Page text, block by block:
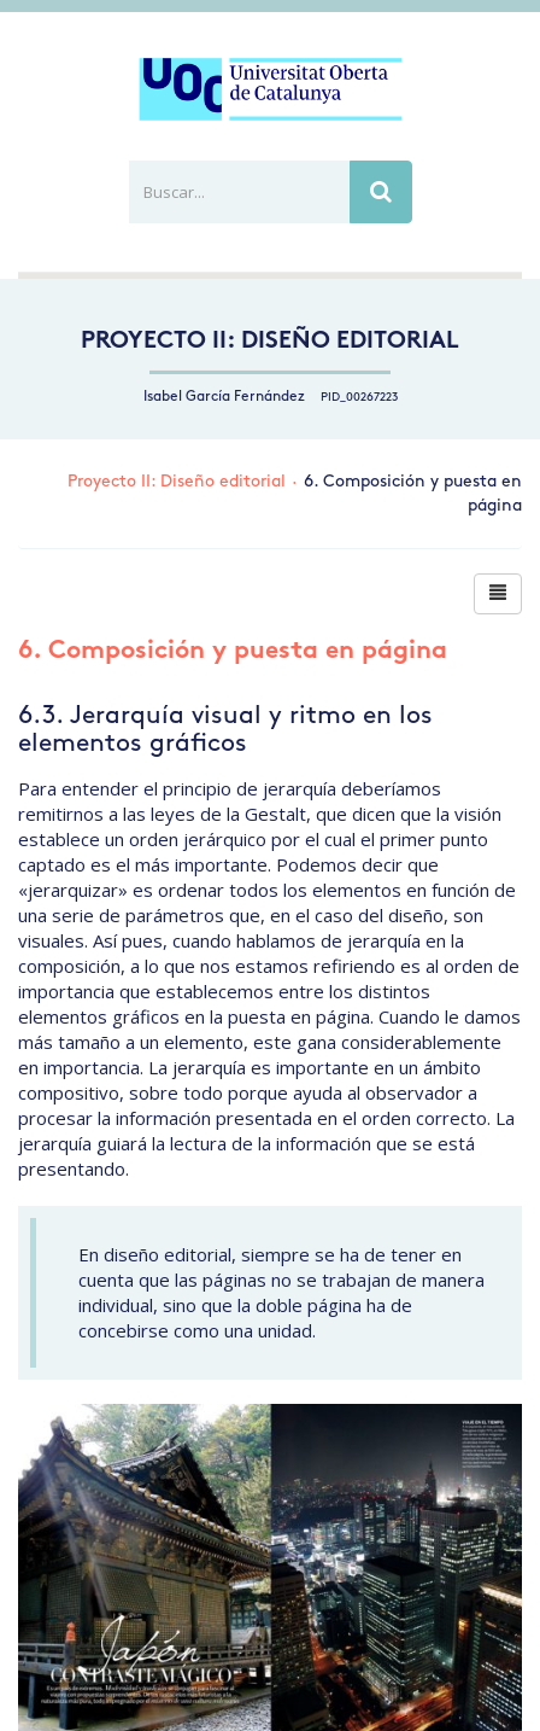
PROYECTO II: DISEÑO EDITORIAL
Isabel García Fernández PID_00267223
Proyecto II: Diseño editorial · 6. Composición y puesta en
página
6. Composición y puesta en página
6.3. Jerarquía visual y ritmo en los
elementos gráficos
Para entender el principio de jerarquía deberíamos
remitirnos a las leyes de la Gestalt, que dicen que la visión
establece un orden jerárquico por el cual el primer punto
captado es el más importante. Podemos decir que
«jerarquizar» es ordenar todos los elementos en función de
una serie de parámetros que, en el caso del diseño, son
visuales. Así pues, cuando hablamos de jerarquía en la
composición, a lo que nos estamos refiriendo es al orden de
importancia que establecemos entre los distintos
elementos gráficos en la puesta en página. Cuando le damos
más tamaño a un elemento, este gana considerablemente
en importancia. La jerarquía es importante en un ámbito
compositivo, sobre todo porque ayuda al observador a
procesar la información presentada en el orden correcto. La
jerarquía guiará la lectura de la información que se está
presentando.
En diseño editorial, siempre se ha de tener en
cuenta que las páginas no se trabajan de manera
individual, sino que la doble página ha de
concebirse como una unidad.